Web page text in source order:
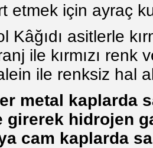
etmek için ayraç
Kâğıdı asitlerle
ile kırmızı renk
ile renksiz hal
metal kaplarda
hidrojen
cam kaplarda